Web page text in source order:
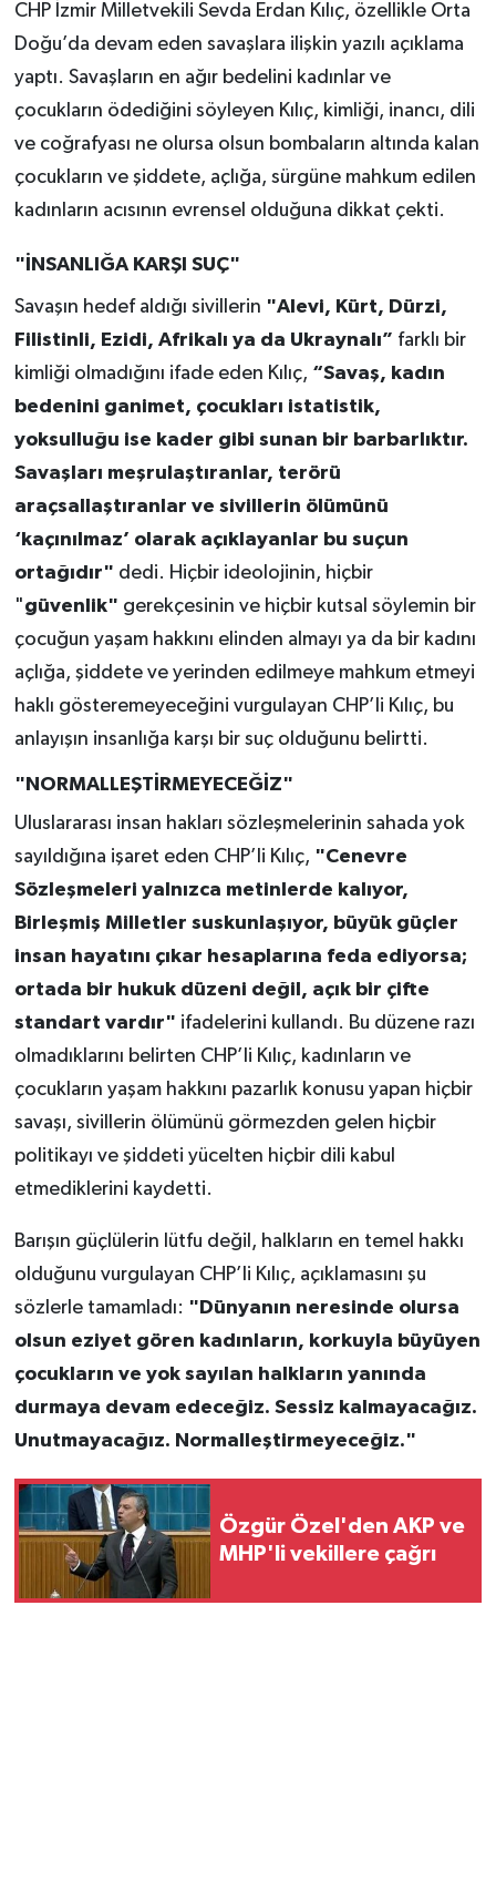
CHP İzmir Milletvekili Sevda Erdan Kılıç, özellikle Orta
Doğu’da devam eden savaşlara ilişkin yazılı açıklama
yaptı. Savaşların en ağır bedelini kadınlar ve
çocukların ödediğini söyleyen Kılıç, kimliği, inancı, dili
ve coğrafyası ne olursa olsun bombaların altında kalan
çocukların ve şiddete, açlığa, sürgüne mahkum edilen
kadınların acısının evrensel olduğuna dikkat çekti.
"İNSANLIĞA KARŞI SUÇ"
Savaşın hedef aldığı sivillerin "Alevi, Kürt, Dürzi,
Filistinli, Ezidi, Afrikalı ya da Ukraynalı” farklı bir
kimliği olmadığını ifade eden Kılıç, “Savaş, kadın
bedenini ganimet, çocukları istatistik,
yoksulluğu ise kader gibi sunan bir barbarlıktır.
Savaşları meşrulaştıranlar, terörü
araçsallaştıranlar ve sivillerin ölümünü
‘kaçınılmaz’ olarak açıklayanlar bu suçun
ortağıdır" dedi. Hiçbir ideolojinin, hiçbir
"güvenlik" gerekçesinin ve hiçbir kutsal söylemin bir
çocuğun yaşam hakkını elinden almayı ya da bir kadını
açlığa, şiddete ve yerinden edilmeye mahkum etmeyi
haklı gösteremeyeceğini vurgulayan CHP’li Kılıç, bu
anlayışın insanlığa karşı bir suç olduğunu belirtti.
"NORMALLEŞTİRMEYECEĞİZ"
Uluslararası insan hakları sözleşmelerinin sahada yok
sayıldığına işaret eden CHP’li Kılıç, "Cenevre
Sözleşmeleri yalnızca metinlerde kalıyor,
Birleşmiş Milletler suskunlaşıyor, büyük güçler
insan hayatını çıkar hesaplarına feda ediyorsa;
ortada bir hukuk düzeni değil, açık bir çifte
standart vardır" ifadelerini kullandı. Bu düzene razı
olmadıklarını belirten CHP’li Kılıç, kadınların ve
çocukların yaşam hakkını pazarlık konusu yapan hiçbir
savaşı, sivillerin ölümünü görmezden gelen hiçbir
politikayı ve şiddeti yücelten hiçbir dili kabul
etmediklerini kaydetti.
Barışın güçlülerin lütfu değil, halkların en temel hakkı
olduğunu vurgulayan CHP’li Kılıç, açıklamasını şu
sözlerle tamamladı: "Dünyanın neresinde olursa
olsun eziyet gören kadınların, korkuyla büyüyen
çocukların ve yok sayılan halkların yanında
durmaya devam edeceğiz. Sessiz kalmayacağız.
Unutmayacağız. Normalleştirmeyeceğiz."
Özgür Özel'den AKP ve
MHP'li vekillere çağrı